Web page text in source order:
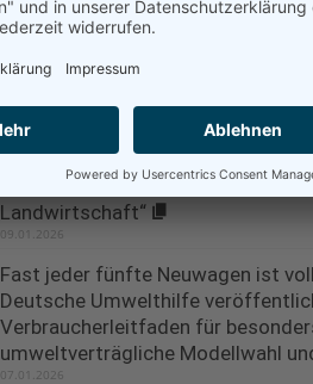
Statement on Trump’s
International Climate
08.01.2026
Wintertagung 2026
Feinkostladen – der wahre Preis
Landwirtschaft“
09.01.2026
Fast jeder fünfte Neuwagen ist
Deutsche Umwelthilfe
Verbraucherleitfaden für
umweltverträgliche Modellwahl
07.01.2026